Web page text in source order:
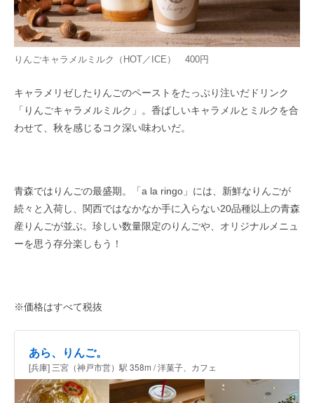
りんごキャラメルミルク（HOT／ICE） 400円
キャラメリゼしたりんごのペーストをたっぷり注いだドリンク
「りんごキャラメルミルク」。香ばしいキャラメルとミルクを合
わせて、秋を感じるコク深い味わいだ。
青森ではりんごの最盛期。「a la ringo」には、新鮮なりんごが
続々と入荷し、関西ではなかなか手に入らない20品種以上の青森
産りんごが並ぶ。珍しい数量限定のりんごや、オリジナルメニュ
ーを思う存分楽しもう！
※価格はすべて税抜
あら、りんご。
[兵庫] 三宮（神戸市営）駅 358m / 洋菓子、カフェ